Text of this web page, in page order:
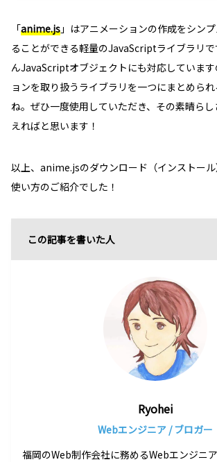
「anime.js 」はアニメーションの作成をシン
ることができる軽量のJavaScriptライブラリで
んJavaScriptオブジェクトにも対応していま
ョンを取り扱うライブラリを一つにまとめら
ね。ぜひ一度使用していただき、その素晴ら
えればと思います！
以上、anime.jsのダウンロード（インストー
使い方のご紹介でした！
この記事を書いた人
Ryohei
Webエンジニア / ブロガー
福岡のWeb制作会社に務めるWebエンジニ